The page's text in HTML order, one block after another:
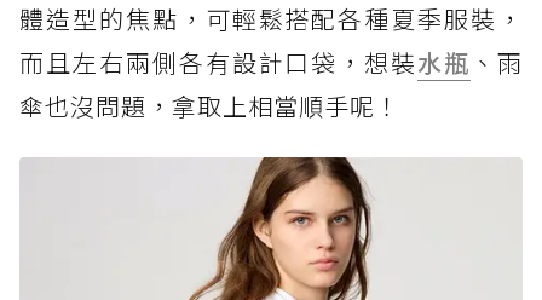
體造型的焦點，可輕鬆搭配各種夏季服裝，
而且左右兩側各有設計口袋，想裝水瓶 、雨
傘也沒問題，拿取上相當順手呢！